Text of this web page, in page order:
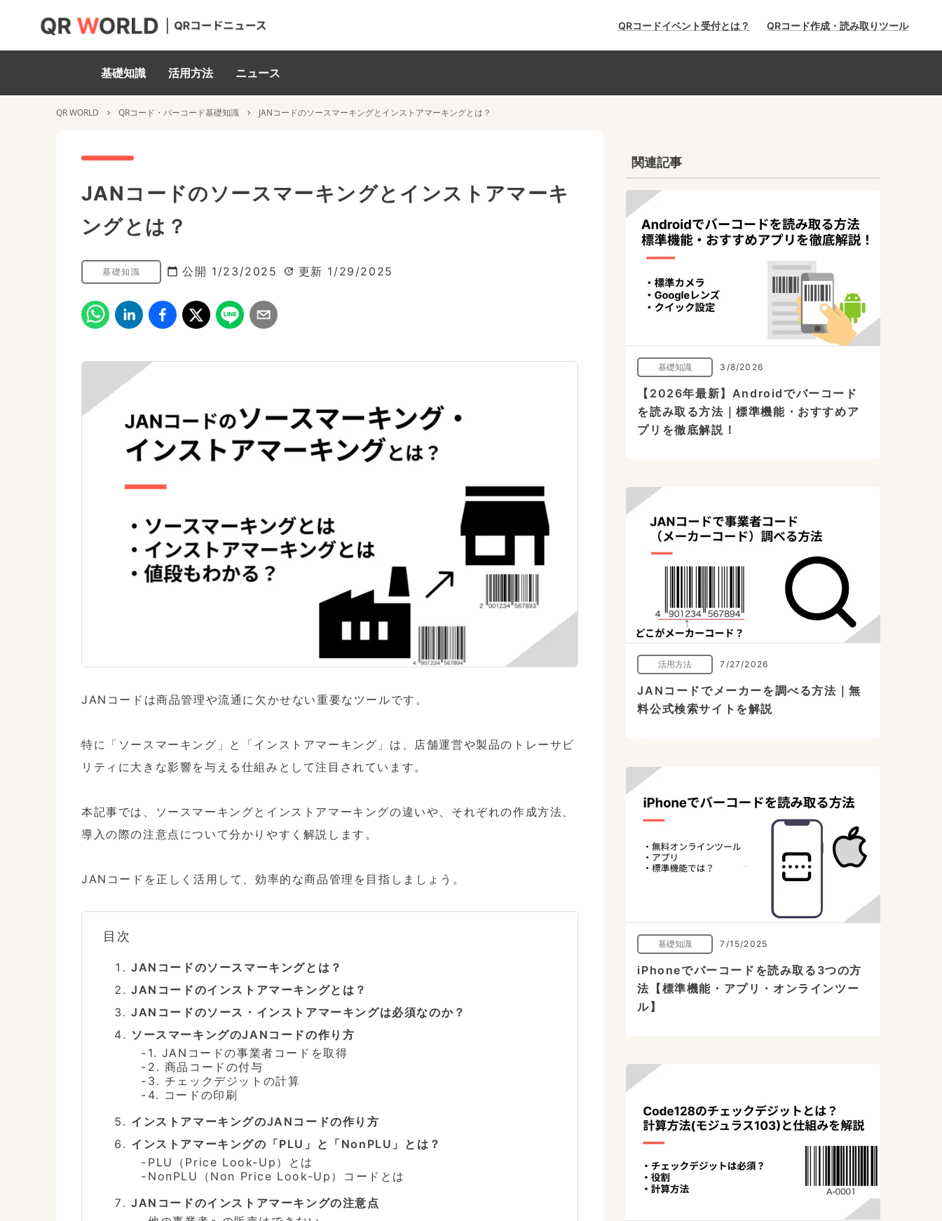
QRコードイベント受付とは？ QRコード作成・読み取りツール
基礎知識 活用方法 ニュース
QR WORLD QRコード・バーコード基礎知識 JANコードのソースマーキングとインストアマーキングとは？
JANコードのソースマーキングとインストアマーキ
ングとは？
基礎知識 公開 1/23/2025 更新 1/29/2025
JANコードは商品管理や流通に欠かせない重要なツールです。
特に「ソースマーキング」と「インストアマーキング」は、店舗運営や製品のトレーサビ
リティに大きな影響を与える仕組みとして注目されています。
本記事では、ソースマーキングとインストアマーキングの違いや、それぞれの作成方法、
導入の際の注意点について分かりやすく解説します。
JANコードを正しく活用して、効率的な商品管理を目指しましょう。
目次
JANコードのソースマーキングとは？
JANコードのインストアマーキングとは？
JANコードのソース・インストアマーキングは必須なのか？
ソースマーキングのJANコードの作り方
1. JANコードの事業者コードを取得
2. 商品コードの付与
3. チェックデジットの計算
4. コードの印刷
インストアマーキングのJANコードの作り方
インストアマーキングの「PLU」と「NonPLU」とは？
PLU（Price Look-Up）とは
NonPLU（Non Price Look-Up）コードとは
JANコードのインストアマーキングの注意点
関連記事
基礎知識 3/8/2026
【2026年最新】Androidでバーコード
を読み取る方法｜標準機能・おすすめア
プリを徹底解説！
活用方法 7/27/2026
JANコードでメーカーを調べる方法｜無
料公式検索サイトを解説
基礎知識 7/15/2025
iPhoneでバーコードを読み取る3つの方
法【標準機能・アプリ・オンラインツー
ル】